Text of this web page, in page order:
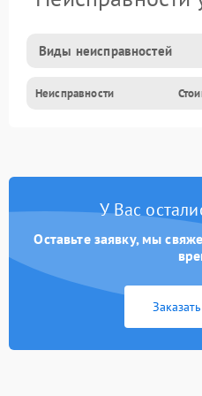
Виды неисправностей
Неисправности
У Вас
Оставьте заявку, мы